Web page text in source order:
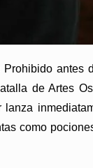
antes
de Artes
como